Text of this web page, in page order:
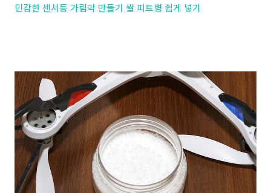
민감한 센서등 가림막 만들기 쌀 피트병 쉽게 넣기